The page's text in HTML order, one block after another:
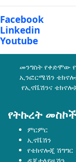
Facebook
Linkedin
Youtube
መንግስት የቀድሞው
ኢንፎርሜሽን
የኢኖቬሽንና
የትኩረት መስኮች
ምርምር
ኢኖቬሽን
የቴክኖሎጂ ሽግግር